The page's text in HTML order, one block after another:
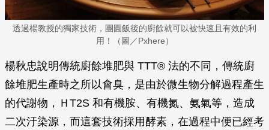
透過楊教授的獨家技術，團圓飯後的廚餘就可以被快速且有效的利
用！（圖／Pxhere）
楊秋忠說明傳統廚餘堆肥與 TTT® 法的不同，傳統廚
餘堆肥生產時之所以會臭，是由於微生物分解過程產生
的代謝物，ＨT2S 和有機胺、有機氮、氨氣等，造成
二次汙染源，而這套技術採用酵素，在過程中便已經考